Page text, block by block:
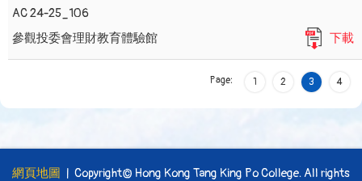
AC 24-25_106
參觀投委會理財教育體驗館
下載
Page: 1 2 3 4
網頁地圖 | Copyright© Hong Kong Tang King Po College. All rights